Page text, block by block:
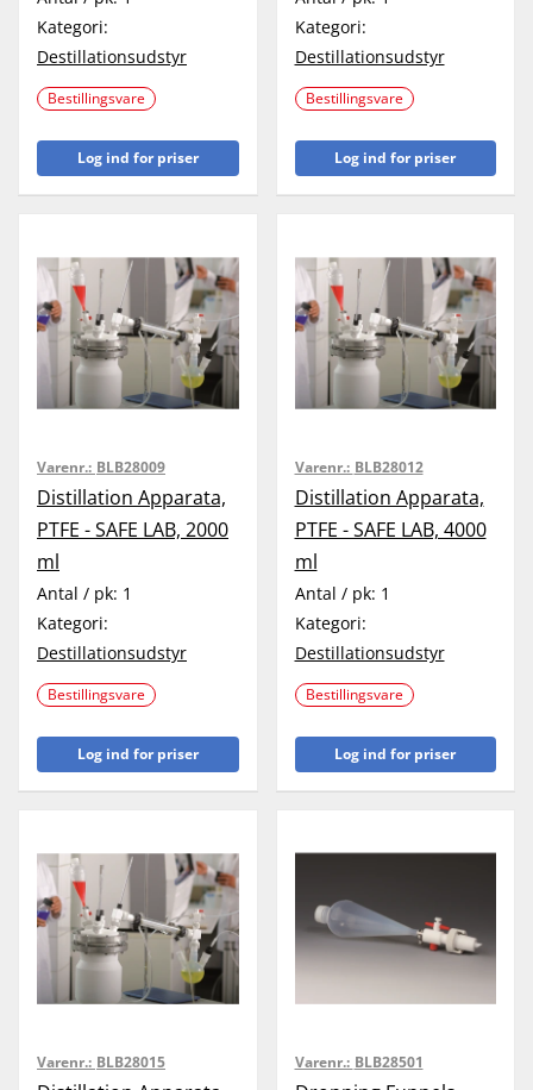
Kategori:
Destillationsudstyr
Bestillingsvare
Log ind for priser
Kategori:
Destillationsudstyr
Bestillingsvare
Log ind for priser
Varenr.: BLB28009
Distillation Apparata,
PTFE - SAFE LAB, 2000
ml
Antal / pk: 1
Kategori:
Destillationsudstyr
Bestillingsvare
Log ind for priser
Varenr.: BLB28012
Distillation Apparata,
PTFE - SAFE LAB, 4000
ml
Antal / pk: 1
Kategori:
Destillationsudstyr
Bestillingsvare
Log ind for priser
Varenr.: BLB28015 Varenr.: BLB28501